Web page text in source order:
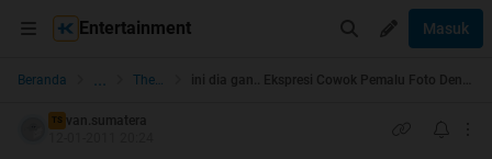
Entertainment Masuk
Beranda ... The Lounge
TS van.sumatera